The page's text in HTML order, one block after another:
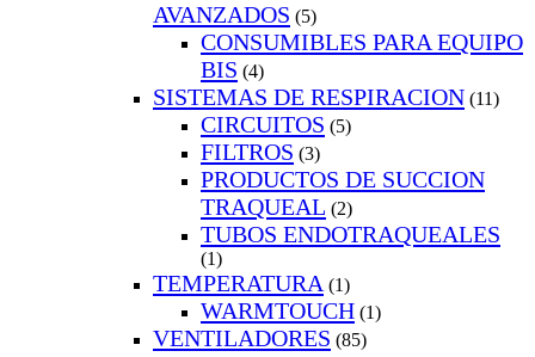
AVANZADOS (5)
CONSUMIBLES PARA EQUIPO
BIS (4)
SISTEMAS DE RESPIRACION (11)
CIRCUITOS (5)
FILTROS (3)
PRODUCTOS DE SUCCION
TRAQUEAL (2)
TUBOS ENDOTRAQUEALES
(1)
TEMPERATURA (1)
WARMTOUCH (1)
VENTILADORES (85)